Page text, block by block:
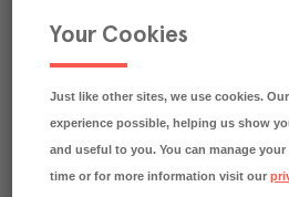
Märkningar
Your Cookies
Just like other sites, we use cookies.
experience possible, helping us show
and useful to you. You can manage your
time or for more information visit our